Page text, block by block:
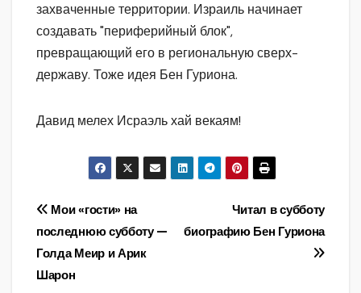
захваченные территории. Израиль начинает
создавать "периферийный блок",
превращающий его в региональную сверх-
державу. Тоже идея Бен Гуриона.
Давид мелех Исраэль хай векаям!
Навигация
по
записям
Читал в субботу
биографию Бен Гуриона
Мои «гости» на
последнюю субботу —
Голда Меир и Арик
Шарон